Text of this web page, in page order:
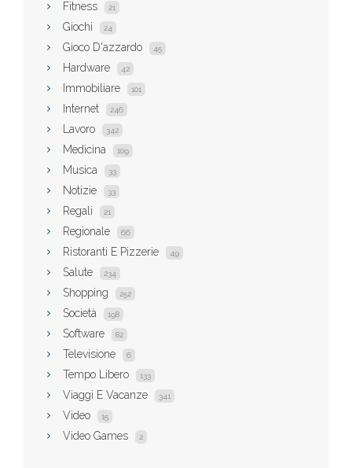
Fitness 21
Giochi 24
Gioco D'azzardo 45
Hardware 42
Immobiliare 101
Internet 246
Lavoro 342
Medicina 109
Musica 33
Notizie 33
Regali 21
Regionale 66
Ristoranti E Pizzerie 49
Salute 234
Shopping 252
Società 198
Software 82
Televisione 6
Tempo Libero 133
Viaggi E Vacanze 341
Video 15
Video Games 2